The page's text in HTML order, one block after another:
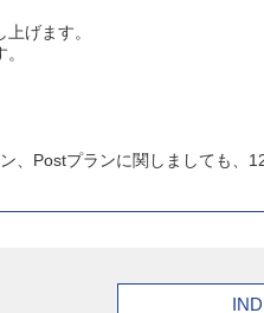
げます。
、Postプランに関しましても、